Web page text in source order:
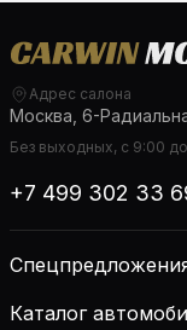
Адрес салона
Москва, 6-
Без выходных, с 9:00
+7 499 302 33
Каталог